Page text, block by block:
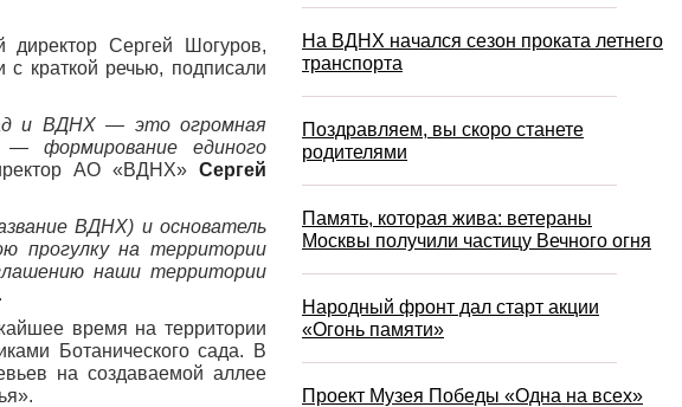
Сергей Шогуров,
краткой речью, подписали
и ВДНХ — это огромная
формирование единого
АО «ВДНХ»Сергей
ВДНХ) и основатель
прогулку на территории
наши территории
.
время на территории
Ботанического сада. В
на создаваемой аллее
На ВДНХ начался сезон проката летнего
транспорта
Поздравляем, вы скоро станете
родителями
Память, которая жива: ветераны
Москвы получили частицу Вечного огня
Народный фронт дал старт акции
«Огонь памяти»
Проект Музея Победы «Одна на всех»